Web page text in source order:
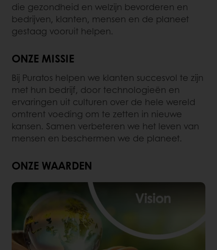
die gezondheid en welzijn bevorderen en
bedrijven, klanten, mensen en de planeet
gestaag vooruit helpen.
ONZE MISSIE
Bij Puratos helpen we klanten succesvol te zijn
met hun bedrijf, door technologieën en
ervaringen uit culturen over de hele wereld
omtrent voeding om te zetten in nieuwe
kansen. Samen verbeteren we het leven van
mensen en beschermen we de planeet.
ONZE WAARDEN